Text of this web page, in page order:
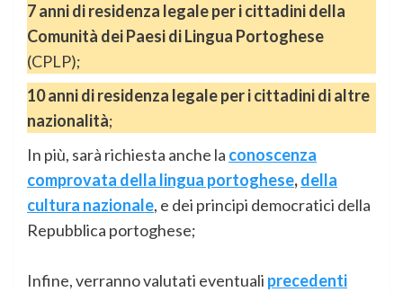
7 anni di residenza legale per i cittadini della
Comunità dei Paesi di Lingua Portoghese
(CPLP);
10 anni di residenza legale per i cittadini di altre
nazionalità;
In più, sarà richiesta anche la conoscenza
comprovata della lingua portoghese,della
cultura nazionale, e dei principi democratici della
Repubblica portoghese;
Infine, verranno valutati eventuali precedenti